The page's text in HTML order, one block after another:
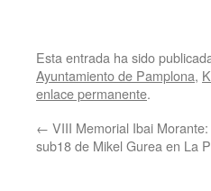
Esta entrada ha sido
Ayuntamiento de Pamplona,
enlace permanente.
← VIII Memorial Ibai
sub18 de Mikel Gurea en La